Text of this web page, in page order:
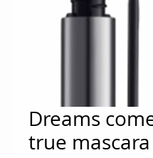
Dreams
true mascara